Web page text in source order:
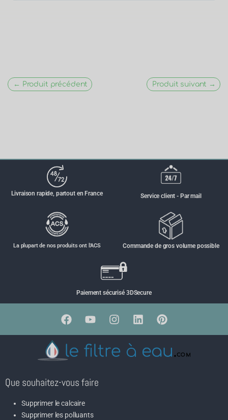
← Produit précédent Produit suivant →
Livraison rapide, partout en France Service client - Par mail
La plupart de nos produits ont l'ACS Commande de gros volume possible
Paiement sécurisé 3DSecure
Que souhaitez-vous faire
Supprimer le calcaire
Supprimer les polluants